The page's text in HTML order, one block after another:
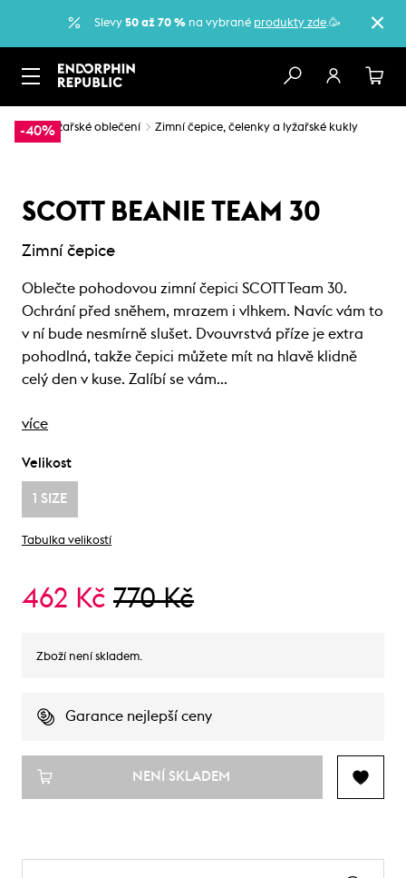
Slevy 50 až 70 % na vybrané produkty zde.🥳
-40%
… Lyžařské oblečení Zimní čepice, čelenky a lyžařské kukly
SCOTT BEANIE TEAM 30
Zimní čepice
Oblečte pohodovou zimní čepici SCOTT Team 30.
Ochrání před sněhem, mrazem i vlhkem. Navíc vám to
v ní bude nesmírně slušet. Dvouvrstvá příze je extra
pohodlná, takže čepici můžete mít na hlavě klidně
celý den v kuse. Zalíbí se vám…
více
Velikost
1 SIZE
Tabulka velikostí
462 Kč 770 Kč
Zboží není skladem.
Garance nejlepší ceny
NENÍ SKLADEM